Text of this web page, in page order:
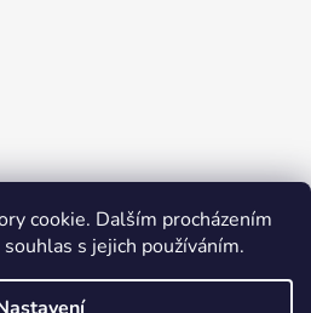
cookie. Dalším procházením
s jejich používáním.
recenzí